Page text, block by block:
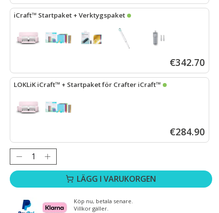
iCraft™ Startpaket + Verktygspaket
€342.70
LOKLiK iCraft™ – Pastellrosa Startpaket för Crafter iCraft™
LOKLiK iCraft™ + Startpaket för Crafter iCraft™
€284.90
LOKLiK iCraft™ – Pastellrosa
LÄGG I VARUKORGEN
Köp nu, betala senare.
Villkor gäller.